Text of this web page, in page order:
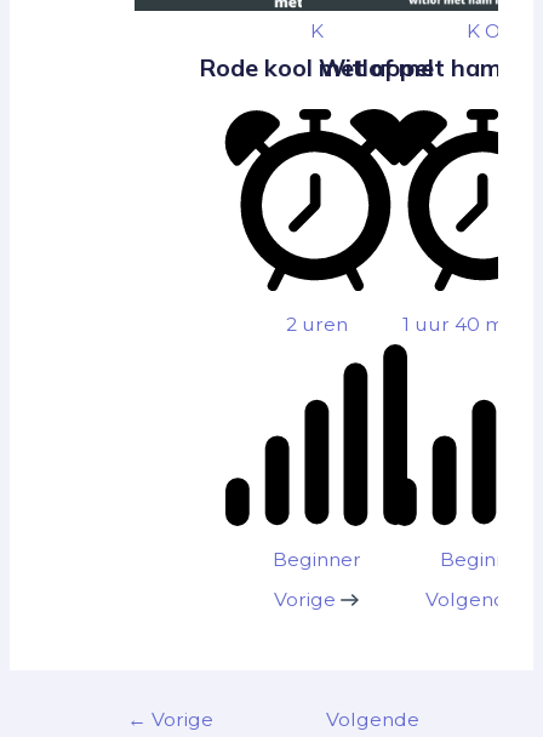
K
Rode kool met appel
2 uren
Beginner
Vorige
K O
Witlof met ham en
1 uur 40
Beginner
Volgende
← Vorige
Volgende